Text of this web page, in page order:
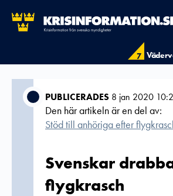
7
PUBLICERADES 8 jan 2020
Den här artikeln är en del av:
Stöd till anhöriga efter
Svenskar
flygkrasch